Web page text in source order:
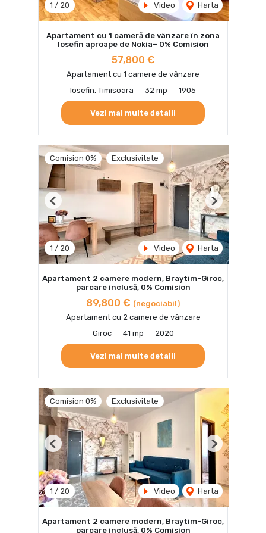
1 / 20 Video Harta
Apartament cu 1 cameră de vânzare în zona
Iosefin aproape de Nokia– 0% Comision
57,800 €
Apartament cu 1 camere de vânzare
Iosefin, Timisoara
32 mp 1905
Vezi mai multe detalii
Comision 0% Exclusivitate
1 / 20 Video Harta
Previous Next
Apartament 2 camere modern, Braytim-Giroc,
parcare inclusă, 0% Comision
89,800 € (negociabil)
Apartament cu 2 camere de vânzare
Giroc
41 mp 2020
Vezi mai multe detalii
Comision 0% Exclusivitate
1 / 20 Video Harta
Previous Next
Apartament 2 camere modern, Braytim-Giroc,
parcare inclusă, 0% Comision